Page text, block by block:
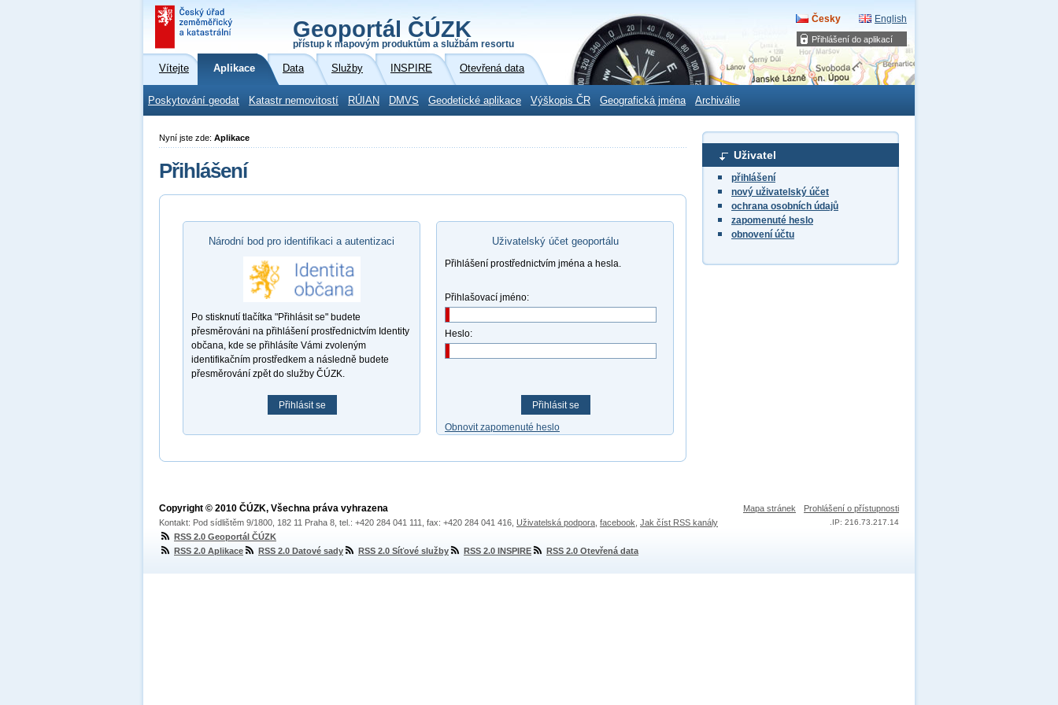
Přihlášení do aplikací
Geoportál ČÚZK
přístup k mapovým produktům a službám resortu
Česky English
Vítejte Aplikace Data Služby INSPIRE Otevřená data
Poskytování geodat Katastr nemovitostí RÚIAN DMVS Geodetické aplikace Výškopis ČR Geografická jména Archiválie
Uživatel
přihlášení
nový uživatelský účet
ochrana osobních údajů
zapomenuté heslo
obnovení účtu
Nyní jste zde: Aplikace
Přihlášení
Národní bod pro identifikaci a autentizaci
Po stisknutí tlačítka "Přihlásit se" budete
přesměrováni na přihlášení prostřednictvím Identity
občana, kde se přihlásíte Vámi zvoleným
identifikačním prostředkem a následně budete
přesměrování zpět do služby ČÚZK.
Přihlásit se
Uživatelský účet geoportálu
Přihlášení prostřednictvím jména a hesla.
Přihlašovací jméno:
Heslo:
Přihlásit se
Obnovit zapomenuté heslo
Mapa stránek Prohlášení o přístupnosti
IP: 216.73.217.14
Copyright © 2010 ČÚZK, Všechna práva vyhrazena
Kontakt: Pod sídlištěm 9/1800, 182 11 Praha 8, tel.: +420 284 041 111, fax: +420 284 041 416, Uživatelská podpora facebook Jak číst RSS kanály
RSS 2.0 Geoportál ČÚZK
RSS 2.0 Aplikace
RSS 2.0 Datové sady RSS 2.0 Síťové služby RSS 2.0 INSPIRE RSS 2.0 Otevřená data